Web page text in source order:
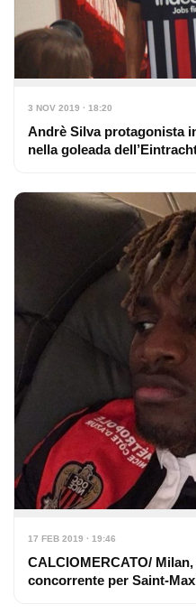
3 NOV 2019 · 18:20
Andrè Silva protagonista
nella goleada
17 FEB 2019 · 19:46
CALCIOMERCATO/
concorrente per Saint-